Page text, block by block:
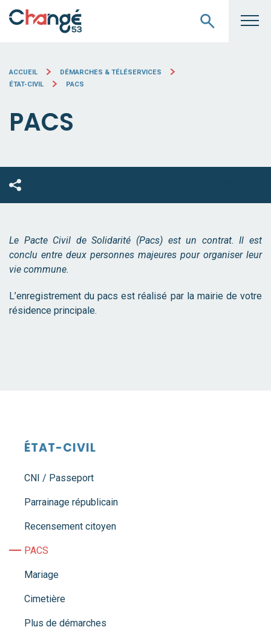
ACCUEIL
DÉMARCHES & TÉLÉSERVICES
ÉTAT-CIVIL
PACS
PACS
Le Pacte Civil de Solidarité (Pacs) est un contrat. Il est
conclu entre deux personnes majeures pour organiser leur
vie commune.
L’enregistrement du pacs est réalisé par la mairie de votre
résidence principale.
ÉTAT-CIVIL
CNI / Passeport
Parrainage républicain
Recensement citoyen
PACS
Mariage
Cimetière
Plus de démarches